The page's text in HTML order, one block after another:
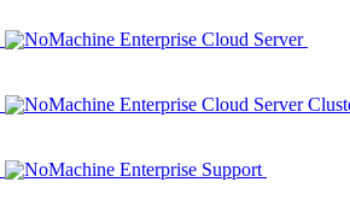
NoMachine Enterprise Cloud Server
NoMachine Enterprise Cloud Server
NoMachine Enterprise Support